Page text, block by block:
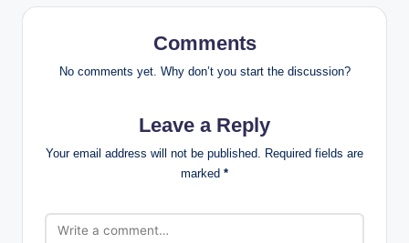
Comments
No comments yet. Why don’t you start the discussion?
Leave a Reply
Your email address will not be published.
Required fields are
marked *